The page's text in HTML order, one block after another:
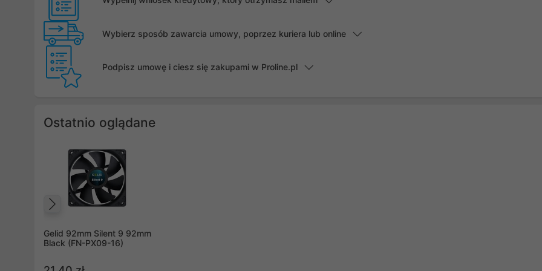
Wybierz sposób zawarcia umowy, poprzez kuriera lub online
Podpisz umowę i ciesz się zakupami w Proline.pl
Ostatnio oglądane
Gelid 92mm Silent 9 92mm
Black (FN-PX09-16)